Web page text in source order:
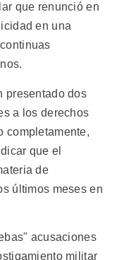
que renunció en
en una
presentado dos
a los derechos
completamente,
que el
de
últimos meses en
acusaciones
militar